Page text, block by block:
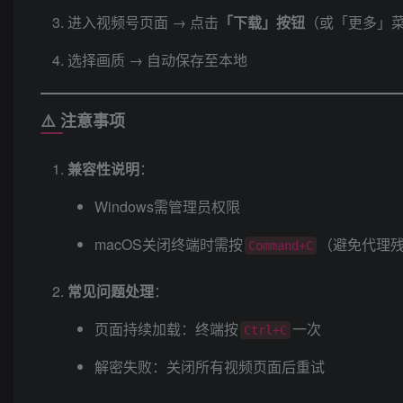
进入视频号页面 → 点击 ​「下载」按钮 （或「更多」
选择画质 → 自动保存至本地
⚠️ 注意事项
兼容性说明​：
Windows需管理员权限
macOS关闭终端时需按 Command+C （避免代理
常见问题处理​：
页面持续加载：终端按 Ctrl+C 一次
解密失败：关闭所有视频页面后重试